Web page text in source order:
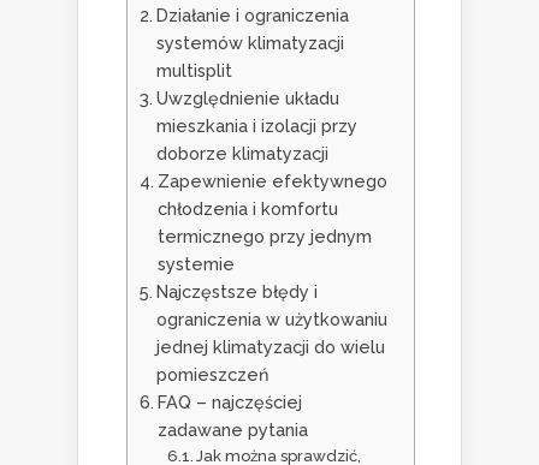
Działanie i ograniczenia
systemów klimatyzacji
multisplit
Uwzględnienie układu
mieszkania i izolacji przy
doborze klimatyzacji
Zapewnienie efektywnego
chłodzenia i komfortu
termicznego przy jednym
systemie
Najczęstsze błędy i
ograniczenia w użytkowaniu
jednej klimatyzacji do wielu
pomieszczeń
FAQ – najczęściej
zadawane pytania
Jak można sprawdzić,